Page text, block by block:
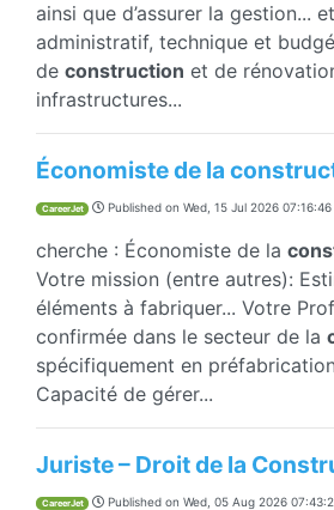
ainsi que d’assurer la gestion...
administratif, technique et
de construction et de
infrastructures...
Économiste de la
CareerJet Published on Wed, 15 Jul 2026 07:16:46
cherche : Économiste de la
Votre mission (entre autres):
éléments à fabriquer... Votre
confirmée dans le secteur de la
spécifiquement en
Capacité de gérer...
Juriste – Droit de la
CareerJet Published on Wed, 05 Aug 2026